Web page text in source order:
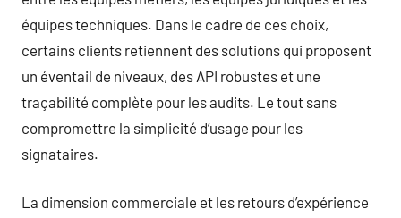
équipes techniques. Dans le cadre de ces choix,
certains clients retiennent des solutions qui proposent
un éventail de niveaux, des API robustes et une
traçabilité complète pour les audits. Le tout sans
compromettre la simplicité d’usage pour les
signataires.
La dimension commerciale et les retours d’expérience